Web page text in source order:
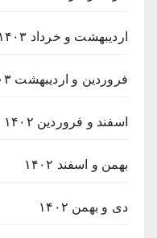
اردیبهشت و خرداد ۱۴۰۳
فروردین و اردیبهشت ۱۴۰۳
اسفند و فروردین ۱۴۰۲
بهمن و اسفند ۱۴۰۲
دی و بهمن ۱۴۰۲